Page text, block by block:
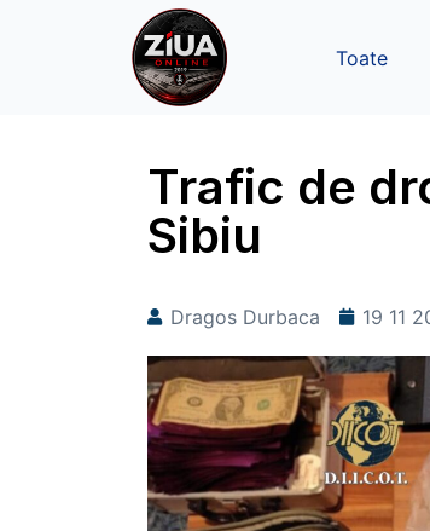
Toate
Trafic de
Sibiu
Dragos Durbaca 19 11